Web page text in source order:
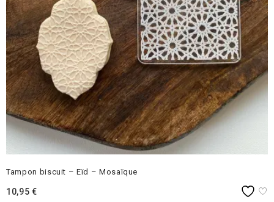
Tampon biscuit – Eïd – Mosaïque
10,95 €